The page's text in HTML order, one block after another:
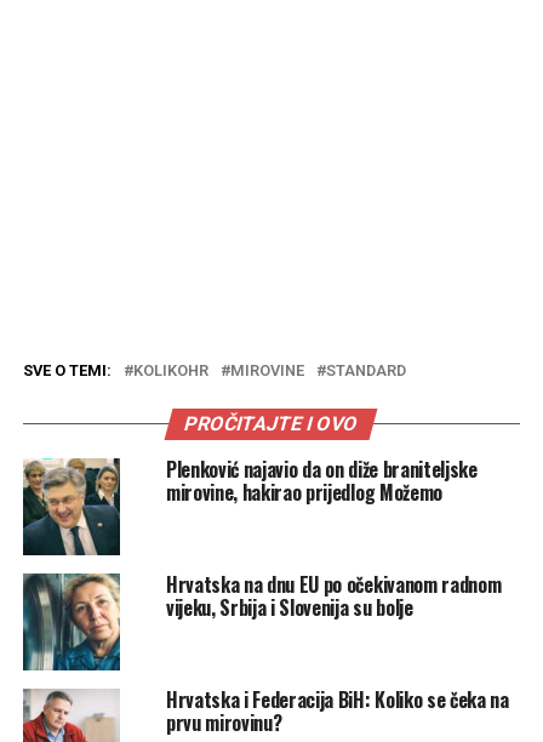
SVE O TEMI: KOLIKOHR MIROVINE STANDARD
PROČITAJTE I OVO
Plenković najavio da on diže braniteljske
mirovine, hakirao prijedlog Možemo
Hrvatska na dnu EU po očekivanom radnom
vijeku, Srbija i Slovenija su bolje
Hrvatska i Federacija BiH: Koliko se čeka na
prvu mirovinu?